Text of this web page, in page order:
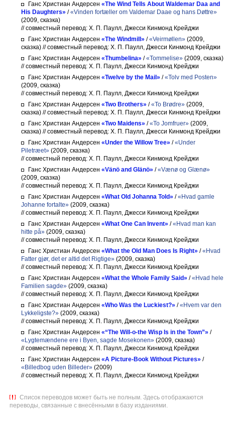
Ганс Христиан Андерсен «The Wind Tells About Waldemar Daa and
His Daughters» /«Vinden fortæller om Valdemar Daae og hans Døttre»
(2009, сказка)
// совместный перевод: Х. П. Паулл, Джесси Кинмонд Крейджи
Ганс Христиан Андерсен «The Windmill» /«Veirmøllen» (2009,
сказка) // совместный перевод: Х. П. Паулл, Джесси Кинмонд Крейджи
Ганс Христиан Андерсен «Thumbelina» /«Tommelise» (2009, сказка)
// совместный перевод: Х. П. Паулл, Джесси Кинмонд Крейджи
Ганс Христиан Андерсен «Twelve by the Mail» /«Tolv med Posten»
(2009, сказка)
// совместный перевод: Х. П. Паулл, Джесси Кинмонд Крейджи
Ганс Христиан Андерсен «Two Brothers» /«To Brødre» (2009,
сказка) // совместный перевод: Х. П. Паулл, Джесси Кинмонд Крейджи
Ганс Христиан Андерсен «Two Maidens» /«To Jomfruer» (2009,
сказка) // совместный перевод: Х. П. Паулл, Джесси Кинмонд Крейджи
Ганс Христиан Андерсен «Under the Willow Tree» /«Under
Piletræet» (2009, сказка)
// совместный перевод: Х. П. Паулл, Джесси Кинмонд Крейджи
Ганс Христиан Андерсен «Vänö and Glänö» /«Vænø og Glænø»
(2009, сказка)
// совместный перевод: Х. П. Паулл, Джесси Кинмонд Крейджи
Ганс Христиан Андерсен «What Old Johanna Told» /«Hvad gamle
Johanne fortalte» (2009, сказка)
// совместный перевод: Х. П. Паулл, Джесси Кинмонд Крейджи
Ганс Христиан Андерсен «What One Can Invent» /«Hvad man kan
hitte på» (2009, сказка)
// совместный перевод: Х. П. Паулл, Джесси Кинмонд Крейджи
Ганс Христиан Андерсен «What the Old Man Does Is Right» /«Hvad
Fatter gjør, det er altid det Rigtige» (2009, сказка)
// совместный перевод: Х. П. Паулл, Джесси Кинмонд Крейджи
Ганс Христиан Андерсен «What the Whole Family Said» /«Hvad hele
Familien sagde» (2009, сказка)
// совместный перевод: Х. П. Паулл, Джесси Кинмонд Крейджи
Ганс Христиан Андерсен «Who Was the Luckiest?» /«Hvem var den
Lykkeligste?» (2009, сказка)
// совместный перевод: Х. П. Паулл, Джесси Кинмонд Крейджи
Ганс Христиан Андерсен «“The Will-o-the Wisp Is in the Town”» /
«Lygtemændene ere i Byen, sagde Mosekonen» (2009, сказка)
// совместный перевод: Х. П. Паулл, Джесси Кинмонд Крейджи
Ганс Христиан Андерсен «A Picture-Book Without Pictures» /
«Billedbog uden Billeder» (2009)
// совместный перевод: Х. П. Паулл, Джесси Кинмонд Крейджи
Список переводов может быть не полным. Здесь отображаются
переводы, связанные с внесёнными в базу изданиями.